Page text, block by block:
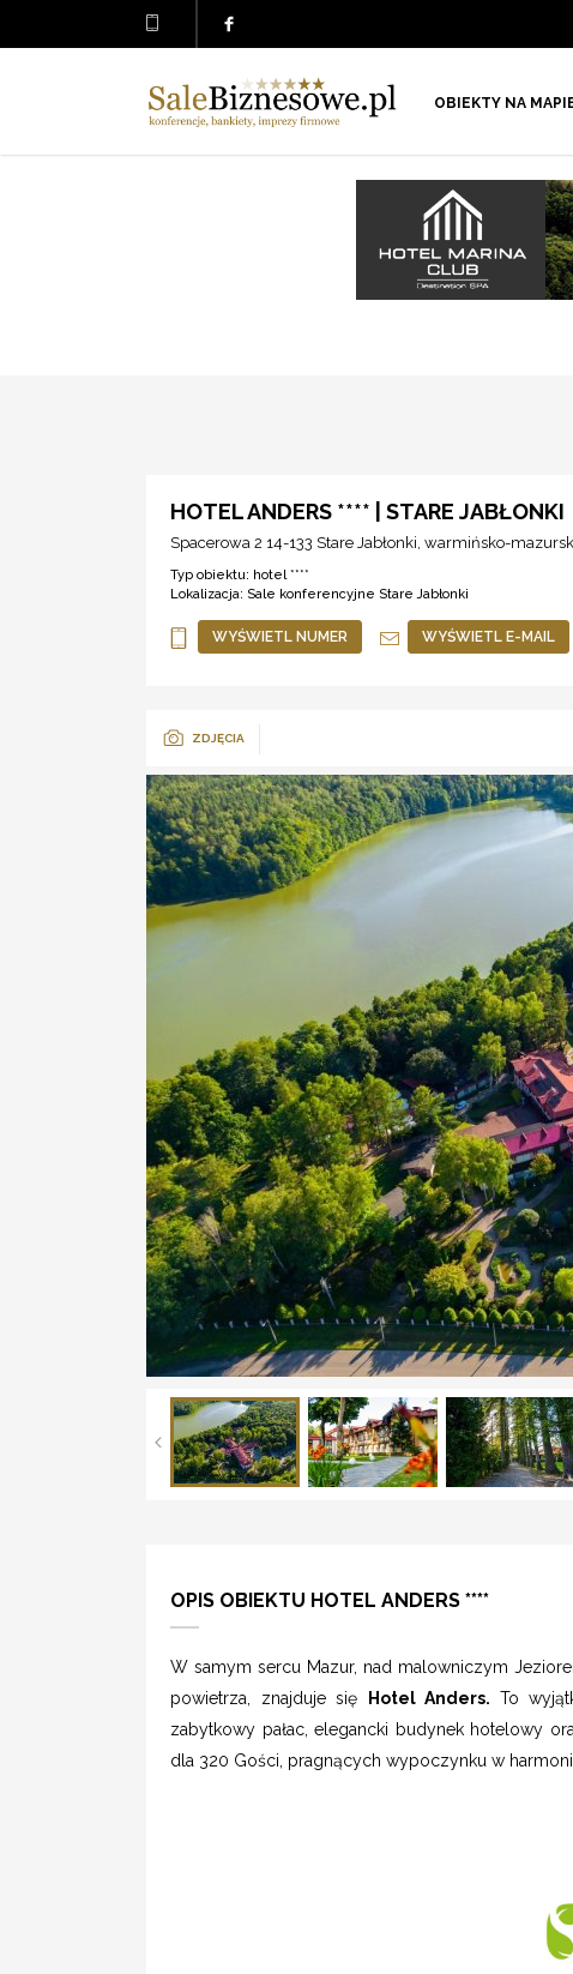
OBIEKTY NA
HOTEL ANDERS **** | STARE JABŁONKI
Spacerowa 2 14-133 Stare Jabłonki, warmińsko-
Typ obiektu: hotel ****
Lokalizacja: Sale konferencyjne Stare Jabłonki
WYŚWIETL NUMER WYŚWIETL E-MAIL
ZDJĘCIA
OPIS OBIEKTU HOTEL ANDERS ****
W samym sercu Mazur, nad malowniczym
powietrza, znajduje się
Hotel Anders. To
zabytkowy pałac, elegancki budynek hotelowy
dla 320 Gości, pragnących wypoczynku w